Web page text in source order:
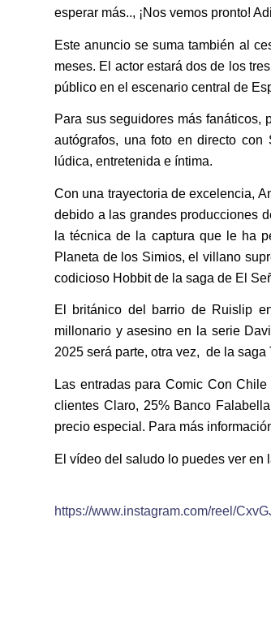
esperar más.., ¡Nos vemos pronto!
Este anuncio se suma también al
meses. El actor estará dos de los
público en el escenario central de
Para sus seguidores más fanáticos,
autógrafos, una foto en directo
lúdica, entretenida e íntima.
Con una trayectoria de excelencia,
debido a las grandes producciones
la técnica de la captura que le ha
Planeta de los Simios, el villano
codicioso Hobbit de la saga de El
El británico del barrio de Ruislip
millonario y asesino en la serie
2025 será parte, otra vez, de la
Las entradas para Comic Con
clientes Claro, 25% Banco
precio especial. Para más
El vídeo del saludo lo puedes ver
https://www.instagram.com/reel/